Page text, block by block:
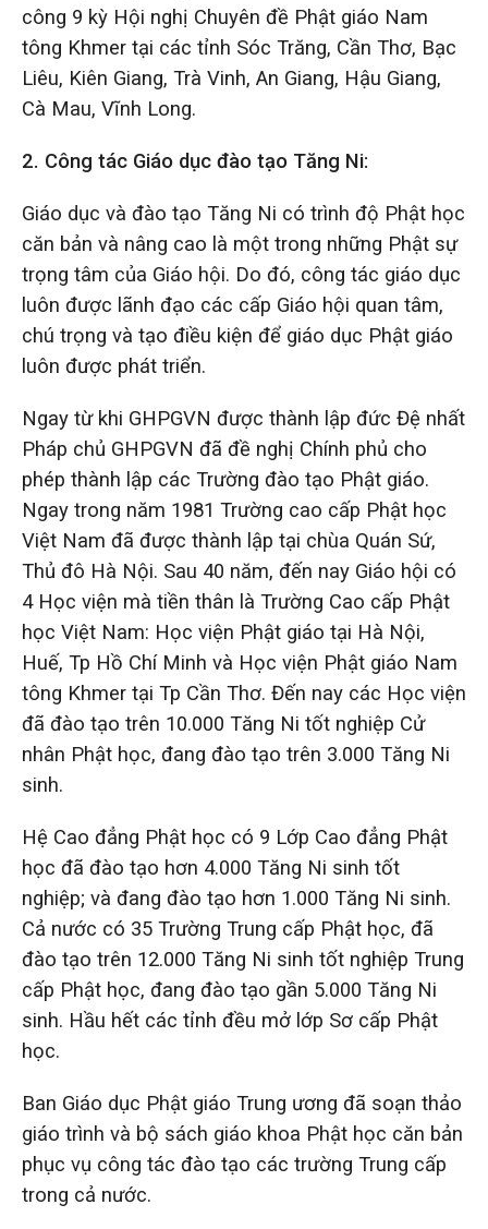
công 9 kỳ Hội nghị Chuyên đề Phật giáo Nam
tông Khmer tại các tỉnh Sóc Trăng, Cần Thơ, Bạc
Liêu, Kiên Giang, Trà Vinh, An Giang, Hậu Giang,
Cà Mau, Vĩnh Long.
2. Công tác Giáo dục đào tạo Tăng Ni:
Giáo dục và đào tạo Tăng Ni có trình độ Phật học
căn bản và nâng cao là một trong những Phật sự
trọng tâm của Giáo hội. Do đó, công tác giáo dục
luôn được lãnh đạo các cấp Giáo hội quan tâm,
chú trọng và tạo điều kiện để giáo dục Phật giáo
luôn được phát triển.
Ngay từ khi GHPGVN được thành lập đức Đệ nhất
Pháp chủ GHPGVN đã đề nghị Chính phủ cho
phép thành lập các Trường đào tạo Phật giáo.
Ngay trong năm 1981 Trường cao cấp Phật học
Việt Nam đã được thành lập tại chùa Quán Sứ,
Thủ đô Hà Nội. Sau 40 năm, đến nay Giáo hội có
4 Học viện mà tiền thân là Trường Cao cấp Phật
học Việt Nam: Học viện Phật giáo tại Hà Nội,
Huế, Tp Hồ Chí Minh và Học viện Phật giáo Nam
tông Khmer tại Tp Cần Thơ. Đến nay các Học viện
đã đào tạo trên 10.000 Tăng Ni tốt nghiệp Cử
nhân Phật học, đang đào tạo trên 3.000 Tăng Ni
sinh.
Hệ Cao đẳng Phật học có 9 Lớp Cao đẳng Phật
học đã đào tạo hơn 4.000 Tăng Ni sinh tốt
nghiệp; và đang đào tạo hơn 1.000 Tăng Ni sinh.
Cả nước có 35 Trường Trung cấp Phật học, đã
đào tạo trên 12.000 Tăng Ni sinh tốt nghiệp Trung
cấp Phật học, đang đào tạo gần 5.000 Tăng Ni
sinh. Hầu hết các tỉnh đều mở lớp Sơ cấp Phật
học.
Ban Giáo dục Phật giáo Trung ương đã soạn thảo
giáo trình và bộ sách giáo khoa Phật học căn bản
phục vụ công tác đào tạo các trường Trung cấp
trong cả nước.